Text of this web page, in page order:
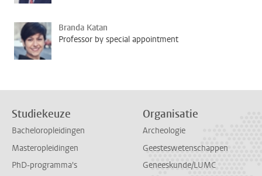
Branda Katan
Professor by special appointment
Studiekeuze
Bacheloropleidingen
Masteropleidingen
PhD-programma's
Organisatie
Archeologie
Geesteswetenschappen
Geneeskunde/LUMC